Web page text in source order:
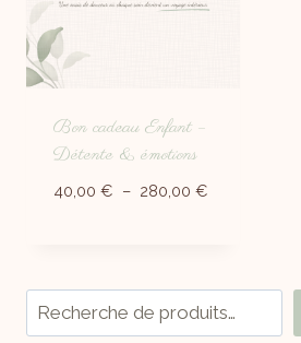
Bon cadeau Enfant –
Détente & émotions
40,00 € – 280,00 €